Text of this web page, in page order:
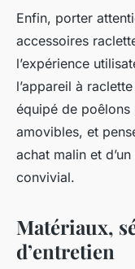
Enfin, porter
accessoires
l’expérience
l’appareil à
équipé de poêlons
amovibles, et
achat malin et
convivial.
Matériaux,
d’entretien